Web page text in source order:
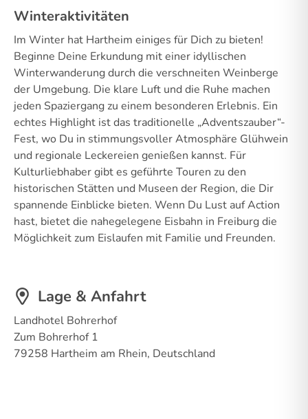
Winteraktivitäten
Im Winter hat Hartheim einiges für Dich zu bieten!
Beginne Deine Erkundung mit einer idyllischen
Winterwanderung durch die verschneiten Weinberge
der Umgebung. Die klare Luft und die Ruhe machen
jeden Spaziergang zu einem besonderen Erlebnis. Ein
echtes Highlight ist das traditionelle „Adventszauber“-
Fest, wo Du in stimmungsvoller Atmosphäre Glühwein
und regionale Leckereien genießen kannst. Für
Kulturliebhaber gibt es geführte Touren zu den
historischen Stätten und Museen der Region, die Dir
spannende Einblicke bieten. Wenn Du Lust auf Action
hast, bietet die nahegelegene Eisbahn in Freiburg die
Möglichkeit zum Eislaufen mit Familie und Freunden.
Lage & Anfahrt
Landhotel Bohrerhof
Zum Bohrerhof 1
79258 Hartheim am Rhein, Deutschland